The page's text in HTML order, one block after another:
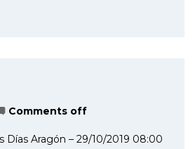
Comments off
Días Aragón – 29/10/2019 08:00